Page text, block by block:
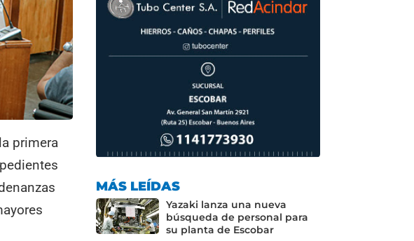
primera
MÁS LEÍDAS
Yazaki lanza una nueva
búsqueda de personal para
su planta de Escobar